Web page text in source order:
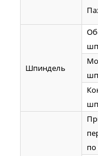
Шпиндель
по